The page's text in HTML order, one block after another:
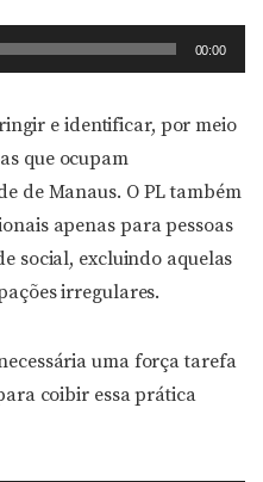
00:00
e identificar, por meio
que ocupam
de Manaus. O PL também
apenas para pessoas
social, excluindo aquelas
irregulares.
uma força tarefa
coibir essa prática